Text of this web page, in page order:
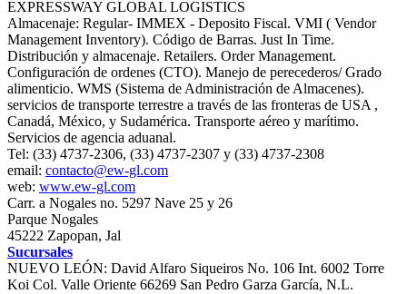
EXPRESSWAY GLOBAL LOGISTICS
Almacenaje: Regular- IMMEX - Deposito Fiscal. VMI ( Vendor
Management Inventory). Código de Barras. Just In Time.
Distribución y almacenaje. Retailers. Order Management.
Configuración de ordenes (CTO). Manejo de perecederos/ Grado
alimenticio. WMS (Sistema de Administración de Almacenes).
servicios de transporte terrestre a través de las fronteras de USA ,
Canadá, México, y Sudamérica. Transporte aéreo y marítimo.
Servicios de agencia aduanal.
Tel: (33) 4737-2306, (33) 4737-2307 y (33) 4737-2308
email: contacto@ew-gl.com
web: www.ew-gl.com
Carr. a Nogales no. 5297 Nave 25 y 26
Parque Nogales
45222 Zapopan, Jal
Sucursales
NUEVO LEÓN: David Alfaro Siqueiros No. 106 Int. 6002 Torre
Koi Col. Valle Oriente 66269 San Pedro Garza García, N.L.